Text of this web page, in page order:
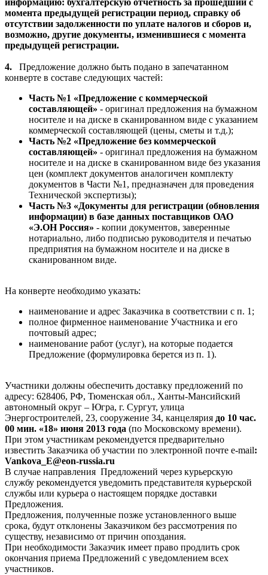
информацию: бухгалтерскую отчетность за прошедший с
момента предыдущей регистрации период, справку об
отсутствии задолженности по уплате налогов и сборов и,
возможно, другие документы, изменившиеся с момента
предыдущей регистрации.
4.
Предложение должно быть подано в запечатанном
конверте в составе следующих частей:
Часть №1 «Предложение с коммерческой
составляющей» - оригинал предложения на бумажном
носителе и на диске в сканированном виде с указанием
коммерческой составляющей (цены, сметы и т.д.);
Часть №2 «Предложение без коммерческой
составляющей» - оригинал предложения на бумажном
носителе и на диске в сканированном виде без указания
цен (комплект документов аналогичен комплекту
документов в Части №1, предназначен для проведения
Технической экспертизы);
Часть №3 «Документы для регистрации (обновления
информации) в базе данных поставщиков ОАО
«Э.ОН Россия» - копии документов, заверенные
нотариально, либо подписью руководителя и печатью
предприятия на бумажном носителе и на диске в
сканированном виде.
На конверте необходимо указать:
наименование и адрес Заказчика в соответствии с п. 1;
полное фирменное наименование Участника и его
почтовый адрес;
наименование работ (услуг), на которые подается
Предложение (формулировка берется из п. 1).
Участники должны обеспечить доставку предложений по
адресу: 628406, РФ, Тюменская обл., Ханты-Мансийский
автономный округ – Югра, г. Сургут, улица
Энергостроителей, 23, сооружение 34, канцелярия до 10 час.
00 мин. «18» июня 2013 года (по Московскому времени).
При этом участникам рекомендуется предварительно
известить Заказчика об участии по электронной почте e-mail:
Vankova E@eon-russia.ru
В случае направления Предложений через курьерскую
службу рекомендуется уведомить представителя курьерской
службы или курьера о настоящем порядке доставки
Предложения.
Предложения, полученные позже установленного выше
срока, будут отклонены Заказчиком без рассмотрения по
существу, независимо от причин опоздания.
При необходимости Заказчик имеет право продлить срок
окончания приема Предложений с уведомлением всех
участников.